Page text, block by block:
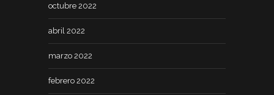
octubre 2022
abril 2022
marzo 2022
febrero 2022